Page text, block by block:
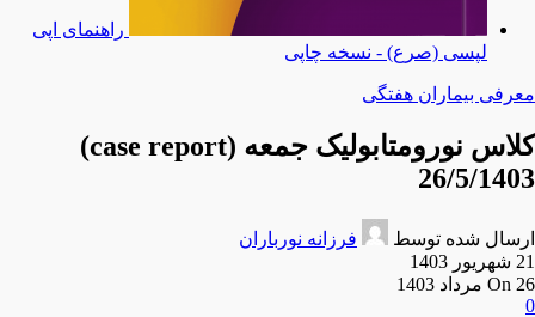
راهنمای اپی
لپسی (صرع) - نسخه چاپی
معرفی بیماران هفتگی
کلاس نورومتابولیک جمعه (case report)
26/5/1403
ارسال شده توسط
فرزانه نورباران
21 شهریور 1403
On 26 مرداد 1403
0